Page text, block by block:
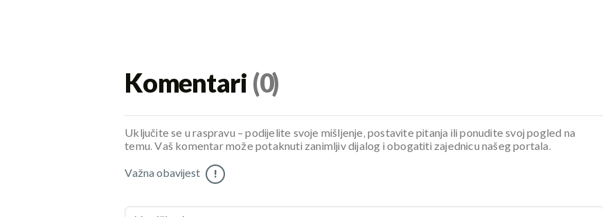
Komentari (0)
Uključite se u raspravu – podijelite svoje mišljenje, postavite pitanja ili ponudite svoj pogled na
temu. Vaš komentar može potaknuti zanimljiv dijalog i obogatiti zajednicu našeg portala.
Važna obavijest !